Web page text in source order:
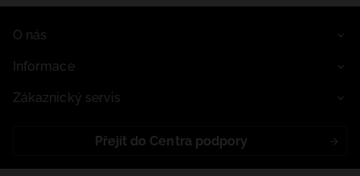
O nás
Informace
Zákaznický servis
Přejít do Centra podpory